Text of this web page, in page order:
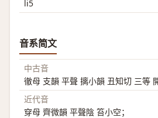
li5
音系简文
中古音
徹母 支韻 平聲 摛小韻 丑知切 三等
近代音
穿母 齊微韻 平聲陰 笞小空；